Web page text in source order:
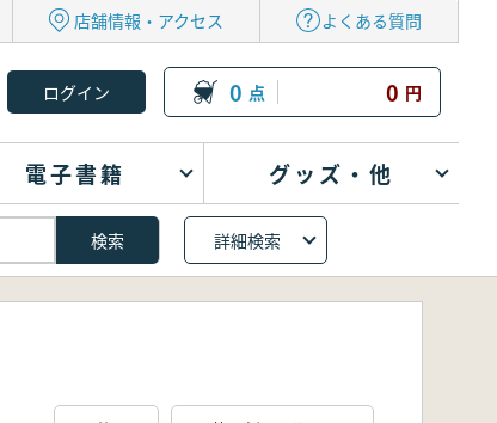
店舗情報・アクセス よくある質問
0 点 0 円
電子書籍 グッズ・他
詳細検索